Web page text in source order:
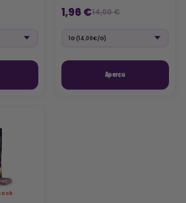
1,96 €14,00 €
Aperçu